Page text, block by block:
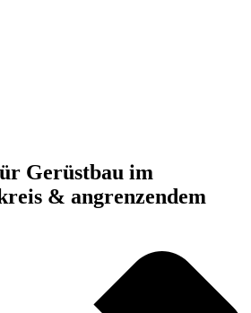
Gerüstbau im
& angrenzendem